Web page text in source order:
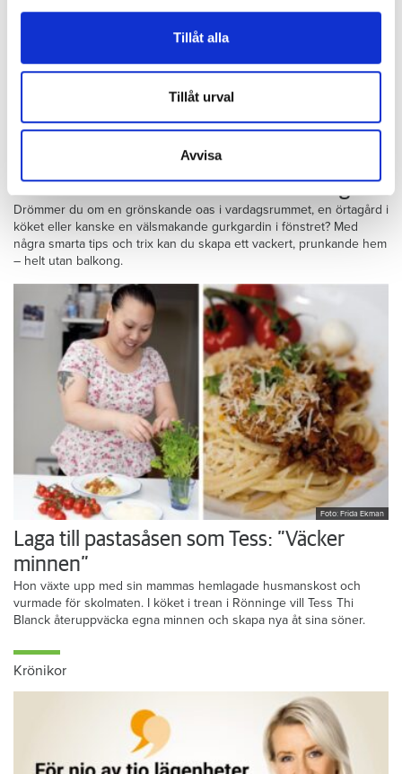
för sociala medier och analysera vår trafik. Vi
vidarebefordrar även sådana identifierare och annan
annons- och analysföretag som vi samarbetar med.
Dessa kan i sin tur kombinera informationen med annan
samlat in när du har använt deras tjänster.
Tillåt alla
Tillåt urval
Avvisa
15 smarta trix för att odla utan balkong
Drömmer du om en grönskande oas i vardagsrummet, en örtagård i
köket eller kanske en välsmakande gurkgardin i fönstret? Med
några smarta tips och trix kan du skapa ett vackert, prunkande hem
– helt utan balkong.
Foto: Frida Ekman
Laga till pastasåsen som Tess: ”Väcker
minnen”
Hon växte upp med sin mammas hemlagade husmanskost och
vurmade för skolmaten. I köket i trean i Rönninge vill Tess Thi
Blanck återuppväcka egna minnen och skapa nya åt sina söner.
Krönikor